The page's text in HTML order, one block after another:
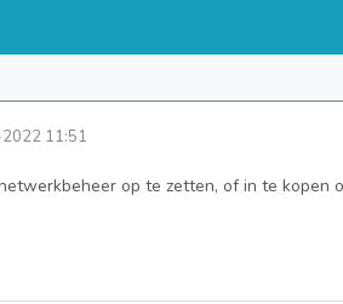
11:51
op te zetten, of in te